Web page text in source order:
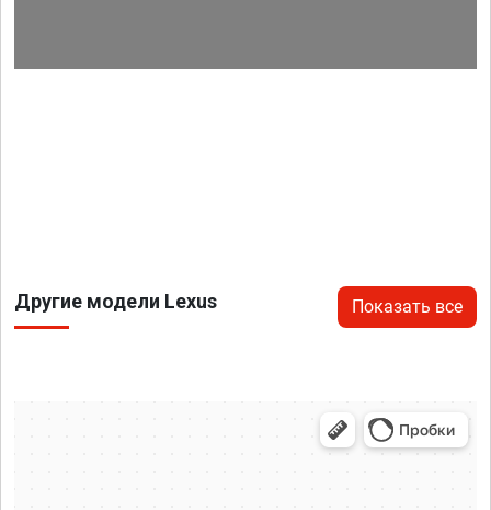
Другие модели Lexus Показать все